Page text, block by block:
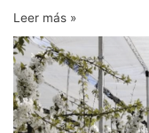
Leer más »
Experiencia
de
Grupo
Hijuelas
en